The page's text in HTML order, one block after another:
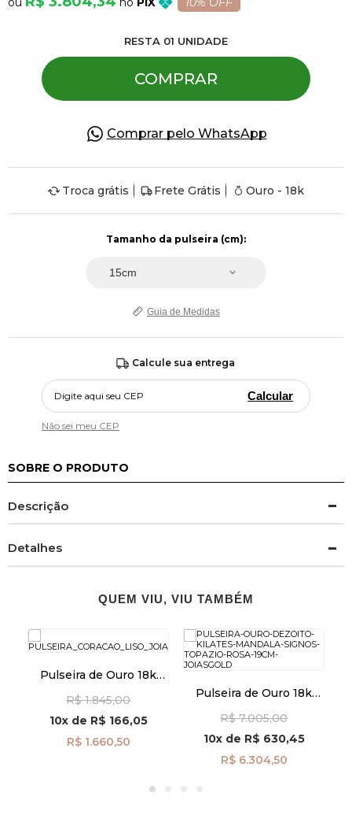
RESTA 01 UNIDADE
COMPRAR
Comprar pelo WhatsApp
Troca grátis Frete Grátis Ouro - 18k
Guia de Medidas
Calcule sua entrega
Calcular
Não sei meu CEP
SOBRE O PRODUTO
Descrição
Detalhes
QUEM VIU, VIU TAMBÉM
Pulseira de Ouro 18k
19cm pu08577
R$ 1.845,00
10xde R$ 166,05
R$ 1.660,50
Pulseira de Ouro 18k
Topázio Rosa 19cm
pu06878
R$ 7.005,00
10xde R$ 630,45
R$ 6.304,50
Pedras Preciosas
Presente
OFERTAS